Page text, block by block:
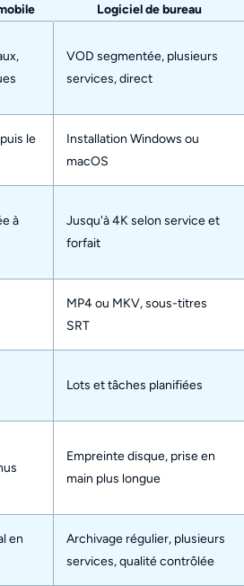
Logiciel de bureau
VOD segmentée, plusieurs
services, direct
le
Installation Windows ou
macOS
à
Jusqu'à 4K selon service et
forfait
MP4 ou MKV, sous-titres
SRT
Lots et tâches planifiées
Empreinte disque, prise en
main plus longue
en
Archivage régulier, plusieurs
services, qualité contrôlée